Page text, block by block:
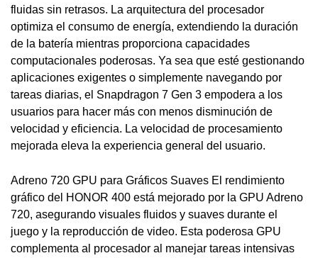
fluidas sin retrasos. La arquitectura del procesador
optimiza el consumo de energía, extendiendo la duración
de la batería mientras proporciona capacidades
computacionales poderosas. Ya sea que esté gestionando
aplicaciones exigentes o simplemente navegando por
tareas diarias, el Snapdragon 7 Gen 3 empodera a los
usuarios para hacer más con menos disminución de
velocidad y eficiencia. La velocidad de procesamiento
mejorada eleva la experiencia general del usuario.
Adreno 720 GPU para Gráficos Suaves El rendimiento
gráfico del HONOR 400 está mejorado por la GPU Adreno
720, asegurando visuales fluidos y suaves durante el
juego y la reproducción de video. Esta poderosa GPU
complementa al procesador al manejar tareas intensivas